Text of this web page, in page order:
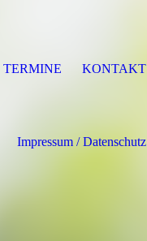
TERMINE KONTAKT
Impressum / Datenschutz